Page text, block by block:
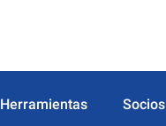
Herramientas Socios